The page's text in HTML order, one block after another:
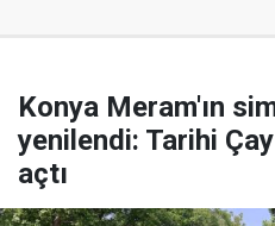
Konya Meram'ın
yenilendi: Tarihi
açtı